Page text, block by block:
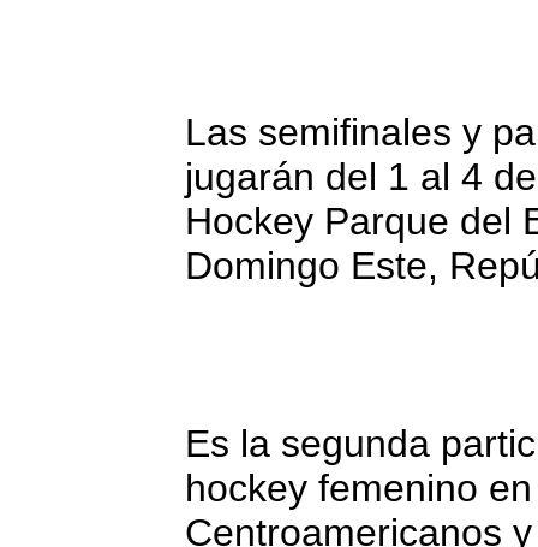
Las semifinales y
jugarán del 1 al 4
Hockey Parque del
Domingo Este,
Es la segunda
hockey femenino
Centroamericanos